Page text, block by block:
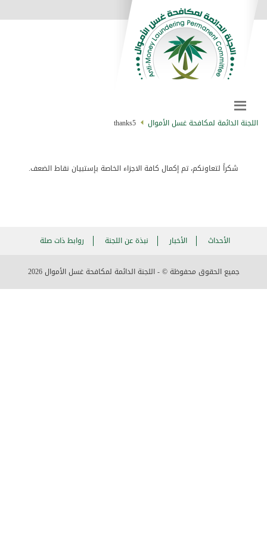
اللجنة الدائمة لمكافحة غسل الأموال thanks5
شكراً لتعاونكم، تم إكمال كافة الاجزاء الخاصة بإستبيان نقاط الضعف.
الأحداث الأخبار نبذة عن اللجنة روابط ذات صلة
جميع الحقوق محفوظة © - اللجنة الدائمة لمكافحة غسل الأموال2026